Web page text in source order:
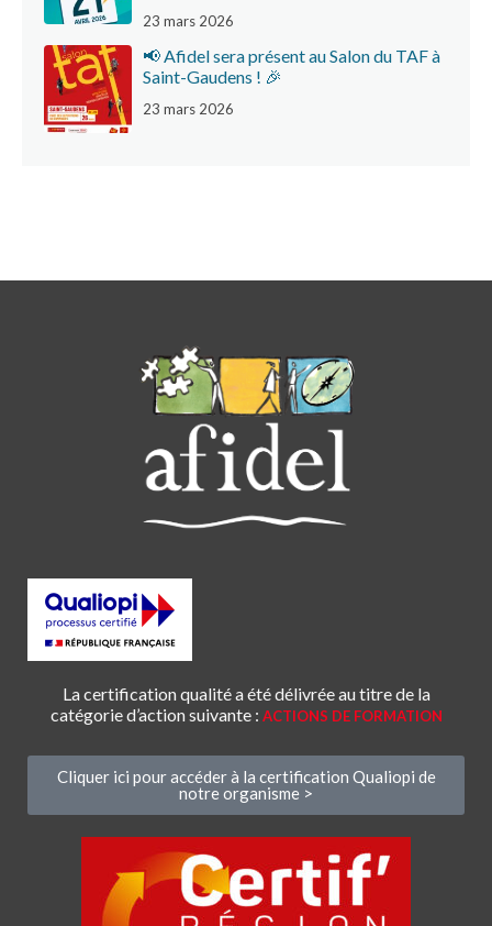
23 mars 2026
📢 Afidel sera présent au Salon du TAF à
Saint-Gaudens ! 🎉
23 mars 2026
La certification qualité a été délivrée au titre de la
catégorie d’action suivante : ACTIONS DE FORMATION
Cliquer ici pour accéder à la certification Qualiopi de
notre organisme >